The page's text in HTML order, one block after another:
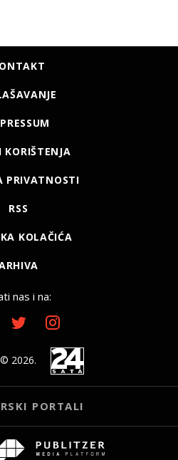
KORIŠTENJA
PRIVATNOSTI
RSS
KOLAČIĆA
nas i na:
2026.
PORTALI